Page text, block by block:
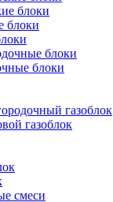
блоки
блоки
газоблок
газоблок